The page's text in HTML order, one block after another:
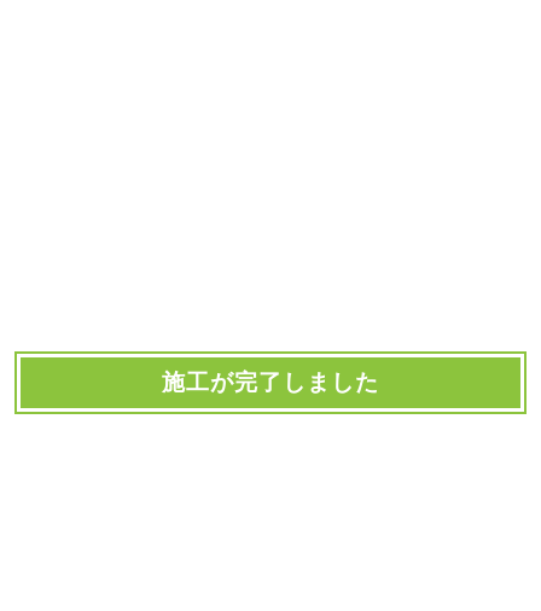
施工が完了しました